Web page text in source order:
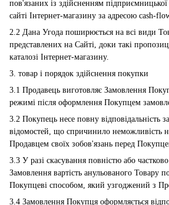
пов'язаних із здійсненням
сайті Інтернет-магазину за адресою cash-
2.2 Дана Угода поширюється на всі види
представлених на Сайті, доки такі
каталозі Інтернет-магазину.
3. товар і порядок здійснення покупки
3.1 Продавець виготовляє Замовлення
режимі після оформлення Покупцем
3.2 Покупець несе повну відповідальність
відомостей, що спричинило неможливість
Продавцем своїх зобов'язань перед
3.3 У разі скасування повністю або
Замовлення вартість анульованого Товару
Покупцеві способом, який узгоджений з
3.4 Замовлення Покупця оформляється